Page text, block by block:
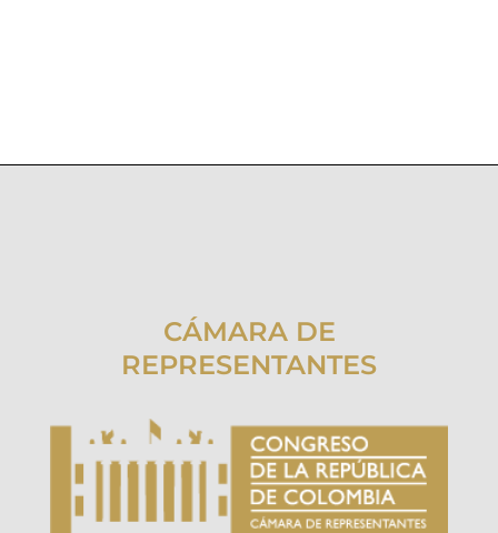
CÁMARA DE
REPRESENTANTES